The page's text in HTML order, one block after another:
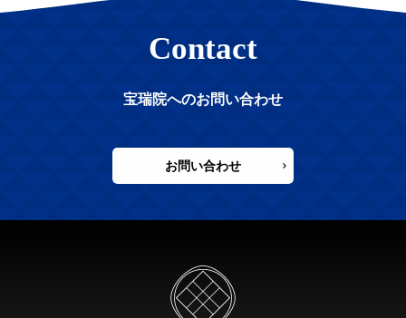
Contact
宝瑞院へのお問い合わせ
お問い合わせ